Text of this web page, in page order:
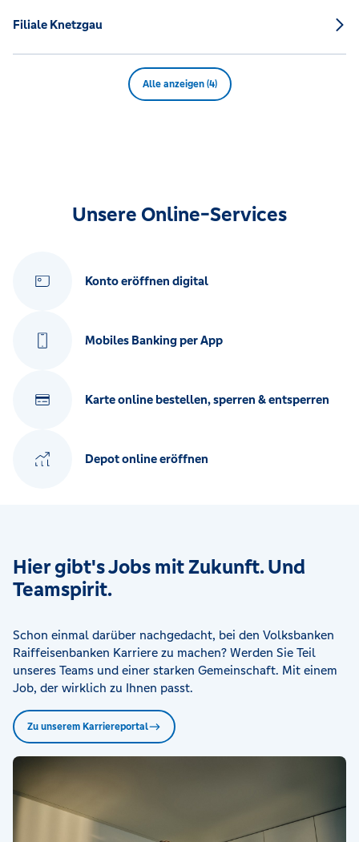
Filiale Knetzgau
Alle anzeigen (4)
Unsere Online-Services
Konto eröffnen digital
Mobiles Banking per App
Karte online bestellen, sperren & entsperren
Depot online eröffnen
Hier gibt's Jobs mit Zukunft. Und
Teamspirit.
Schon einmal darüber nachgedacht, bei den Volksbanken
Raiffeisenbanken Karriere zu machen? Werden Sie Teil
unseres Teams und einer starken Gemeinschaft. Mit einem
Job, der wirklich zu Ihnen passt.
Zu unserem Karriereportal